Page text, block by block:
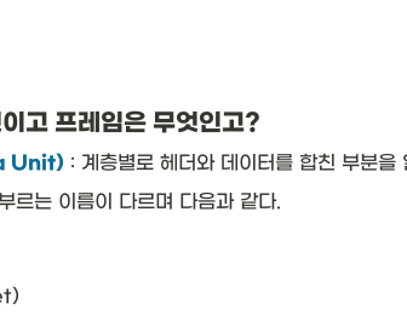
고 프레임은 무엇인고?
Unit) : 계층별로 헤더와 데이터를 합친 부분을
르는 이름이 다르며 다음과 같다.